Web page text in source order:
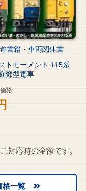
書籍・車両関連書
トモーメント 115系
郊型電車
格
対応時の金額です。
格一覧